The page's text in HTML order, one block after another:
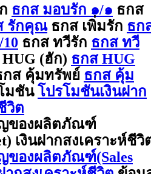
ธกส มอบรัก ๑/๑ ธกส
รักคุณ ธกส เพิ่มรัก ธก
ธกส ทวีรัก ธกส ทวี
(ฮัก) ธกส HUG
กส คุ้มทรัพย์ ธกส คุ้ม
มชัน โปรโมชันเงินฝาก
วิต
ของผลิตภัณฑ์
เงินฝากสงเคราะห์ชีวิ
ของผลิตภัณฑ์(Sales